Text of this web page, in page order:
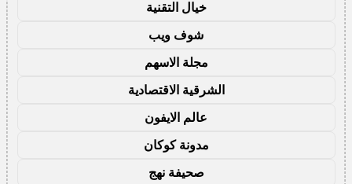
خيال التقنية
شوف ويب
مجلة الاسهم
الشرقية الاقتصادية
عالم الايفون
مدونة كوكان
صحيفة نهج